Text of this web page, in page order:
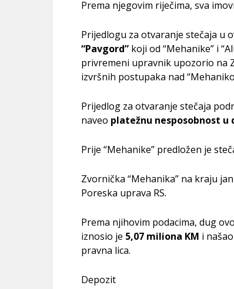
Prema njegovim riječima, sva
Prijedlogu za otvaranje stečaja u
“Pavgord” koji od “Mehanike” i
privremeni upravnik upozorio na
izvršnih postupaka nad
Prijedlog za otvaranje stečaja
naveo platežnu nesposobnost u
Prije “Mehanike” predložen je
Zvornička “Mehanika” na kraju
Poreska uprava RS.
Prema njihovim podacima, dug
iznosio je 5,07 miliona KM i
pravna lica.
Depozit